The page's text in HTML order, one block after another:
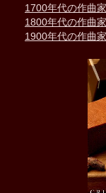
1700年代の作曲家
1800年代の作曲家
1900年代の作曲家